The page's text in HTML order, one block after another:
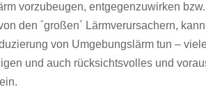
vorzubeugen, entgegenzuwirken
den ´großen´ Lärmverursachern,
von Umgebungslärm tun –
und auch rücksichtsvolles und